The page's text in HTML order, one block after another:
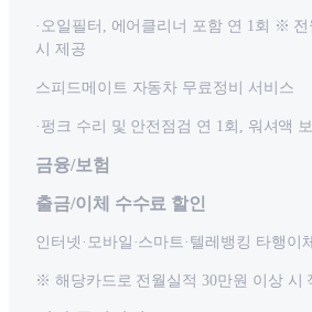
·오일필터, 에어클리너 포함 연 1회 ※
시 제공
스피드메이트 자동차 무료정비 서비스
·펑크 수리 및 안전점검 연 1회, 워셔액
금융/보험
출금/이체 수수료 할인
인터넷·모바일·스마트·텔레뱅킹 타행이
※ 해당카드로 전월실적 30만원 이상 시